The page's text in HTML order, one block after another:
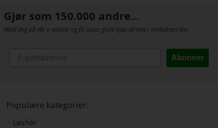
Gjør som 150.000 andre...
Meld deg på vår e-avtaler og få super gode kjøp direkte i innboksen din.
Abonner
Populære kategorier:
Løshår